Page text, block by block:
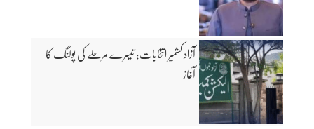
آزاد کشمیر انتخابات: تیسرے مرحلے کی پولنگ کا
آغاز